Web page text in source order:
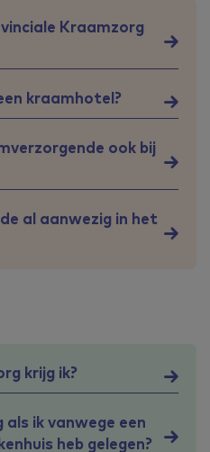
Kraamzorg
kraamhotel?
ook bij
al aanwezig in het
krijg ik?
ik vanwege een
heb gelegen?